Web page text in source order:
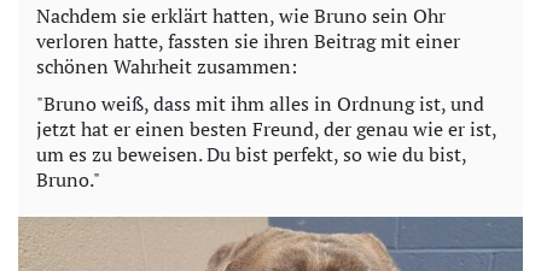
Nachdem sie erklärt hatten, wie Bruno sein Ohr
verloren hatte, fassten sie ihren Beitrag mit einer
schönen Wahrheit zusammen:
"Bruno weiß, dass mit ihm alles in Ordnung ist, und
jetzt hat er einen besten Freund, der genau wie er ist,
um es zu beweisen. Du bist perfekt, so wie du bist,
Bruno."